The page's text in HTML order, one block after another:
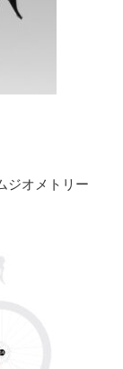
ジオメトリー